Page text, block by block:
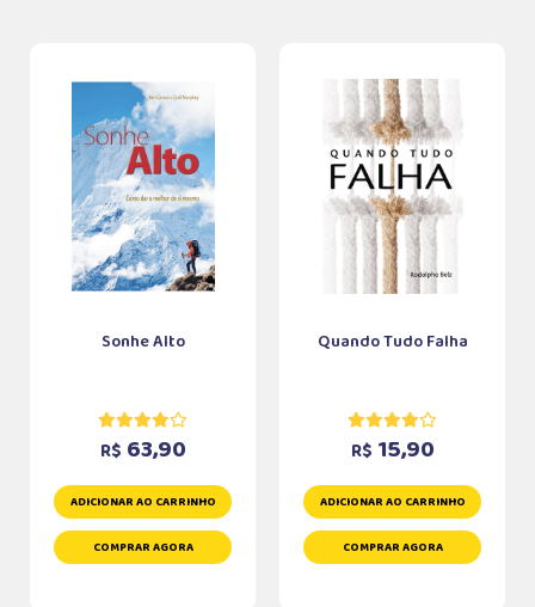
Sonhe Alto
R$ 63,90
ADICIONAR AO CARRINHO
COMPRAR AGORA
Quando Tudo Falha
R$ 15,90
ADICIONAR AO CARRINHO
COMPRAR AGORA